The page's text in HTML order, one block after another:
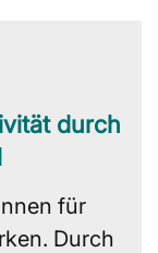
durch
für
Durch